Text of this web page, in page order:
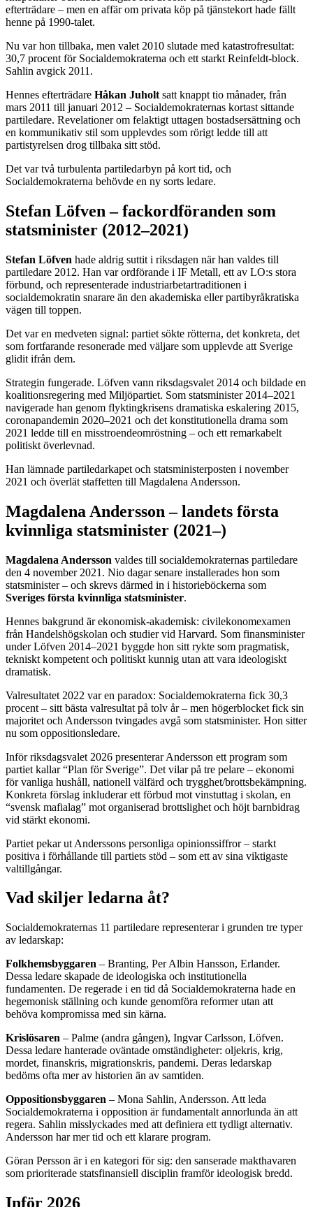
efterträdare – men en affär om privata köp på tjänstekort hade fällt
henne på 1990-talet.
Nu var hon tillbaka, men valet 2010 slutade med katastrofresultat:
30,7 procent för Socialdemokraterna och ett starkt Reinfeldt-block.
Sahlin avgick 2011.
Hennes efterträdare Håkan Juholt satt knappt tio månader, från
mars 2011 till januari 2012 – Socialdemokraternas kortast sittande
partiledare. Revelationer om felaktigt uttagen bostadsersättning och
en kommunikativ stil som upplevdes som rörigt ledde till att
partistyrelsen drog tillbaka sitt stöd.
Det var två turbulenta partiledarbyn på kort tid, och
Socialdemokraterna behövde en ny sorts ledare.
Stefan Löfven – fackordföranden som
statsminister (2012–2021)
Stefan Löfven hade aldrig suttit i riksdagen när han valdes till
partiledare 2012. Han var ordförande i IF Metall, ett av LO:s stora
förbund, och representerade industriarbetartraditionen i
socialdemokratin snarare än den akademiska eller partibyråkratiska
vägen till toppen.
Det var en medveten signal: partiet sökte rötterna, det konkreta, det
som fortfarande resonerade med väljare som upplevde att Sverige
glidit ifrån dem.
Strategin fungerade. Löfven vann riksdagsvalet 2014 och bildade en
koalitionsregering med Miljöpartiet. Som statsminister 2014–2021
navigerade han genom flyktingkrisens dramatiska eskalering 2015,
coronapandemin 2020–2021 och det konstitutionella drama som
2021 ledde till en misstroendeomröstning – och ett remarkabelt
politiskt överlevnad.
Han lämnade partiledarkapet och statsministerposten i november
2021 och överlät staffetten till Magdalena Andersson.
Magdalena Andersson – landets första
kvinnliga statsminister (2021–)
Magdalena Andersson valdes till socialdemokraternas partiledare
den 4 november 2021. Nio dagar senare installerades hon som
statsminister – och skrevs därmed in i historieböckerna som
Sveriges första kvinnliga statsminister.
Hennes bakgrund är ekonomisk-akademisk: civilekonomexamen
från Handelshögskolan och studier vid Harvard. Som finansminister
under Löfven 2014–2021 byggde hon sitt rykte som pragmatisk,
tekniskt kompetent och politiskt kunnig utan att vara ideologiskt
dramatisk.
Valresultatet 2022 var en paradox: Socialdemokraterna fick 30,3
procent – sitt bästa valresultat på tolv år – men högerblocket fick sin
majoritet och Andersson tvingades avgå som statsminister. Hon sitter
nu som oppositionsledare.
Inför riksdagsvalet 2026 presenterar Andersson ett program som
partiet kallar “Plan för Sverige”. Det vilar på tre pelare – ekonomi
för vanliga hushåll, nationell välfärd och trygghet/brottsbekämpning.
Konkreta förslag inkluderar ett förbud mot vinstuttag i skolan, en
“svensk mafialag” mot organiserad brottslighet och höjt barnbidrag
vid stärkt ekonomi.
Partiet pekar ut Anderssons personliga opinionssiffror – starkt
positiva i förhållande till partiets stöd – som ett av sina viktigaste
valtillgångar.
Vad skiljer ledarna åt?
Socialdemokraternas 11 partiledare representerar i grunden tre typer
av ledarskap:
Folkhemsbyggaren – Branting, Per Albin Hansson, Erlander.
Dessa ledare skapade de ideologiska och institutionella
fundamenten. De regerade i en tid då Socialdemokraterna hade en
hegemonisk ställning och kunde genomföra reformer utan att
behöva kompromissa med sin kärna.
Krislösaren – Palme (andra gången), Ingvar Carlsson, Löfven.
Dessa ledare hanterade oväntade omständigheter: oljekris, krig,
mordet, finanskris, migrationskris, pandemi. Deras ledarskap
bedöms ofta mer av historien än av samtiden.
Oppositionsbyggaren – Mona Sahlin, Andersson. Att leda
Socialdemokraterna i opposition är fundamentalt annorlunda än att
regera. Sahlin misslyckades med att definiera ett tydligt alternativ.
Andersson har mer tid och ett klarare program.
Göran Persson är i en kategori för sig: den sanserade makthavaren
som prioriterade statsfinansiell disciplin framför ideologisk bredd.
Inför 2026